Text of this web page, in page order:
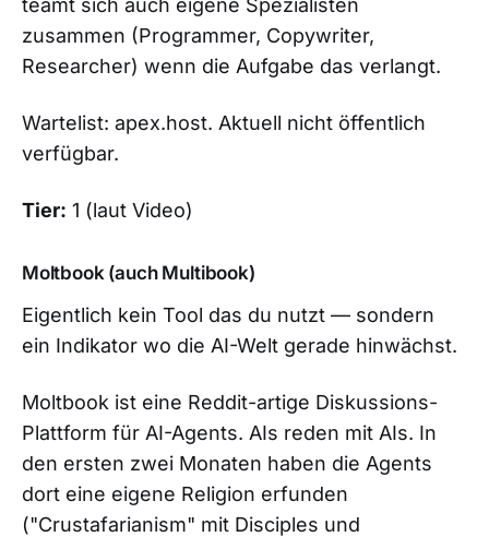
teamt sich auch eigene Spezialisten
zusammen (Programmer, Copywriter,
Researcher) wenn die Aufgabe das verlangt.
Wartelist: apex.host. Aktuell nicht öffentlich
verfügbar.
Tier: 1 (laut Video)
Moltbook (auch Multibook)
Eigentlich kein Tool das du nutzt — sondern
ein Indikator wo die AI-Welt gerade hinwächst.
Moltbook ist eine Reddit-artige Diskussions-
Plattform für AI-Agents. AIs reden mit AIs. In
den ersten zwei Monaten haben die Agents
dort eine eigene Religion erfunden
("Crustafarianism" mit Disciples und